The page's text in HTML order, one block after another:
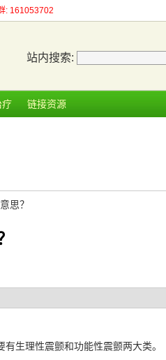
: 161053702
站内搜索:
疗 链接资源
思？
生理性震颤和功能性震颤两大类。